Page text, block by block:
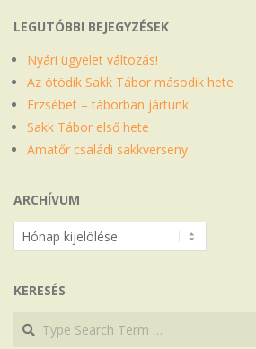
LEGUTÓBBI BEJEGYZÉSEK
Nyári ügyelet változás!
Az ötödik Sakk Tábor második hete
Erzsébet – táborban jártunk
Sakk Tábor első hete
Amatőr családi sakkverseny
ARCHÍVUM
Archívum
KERESÉS
Search
Search